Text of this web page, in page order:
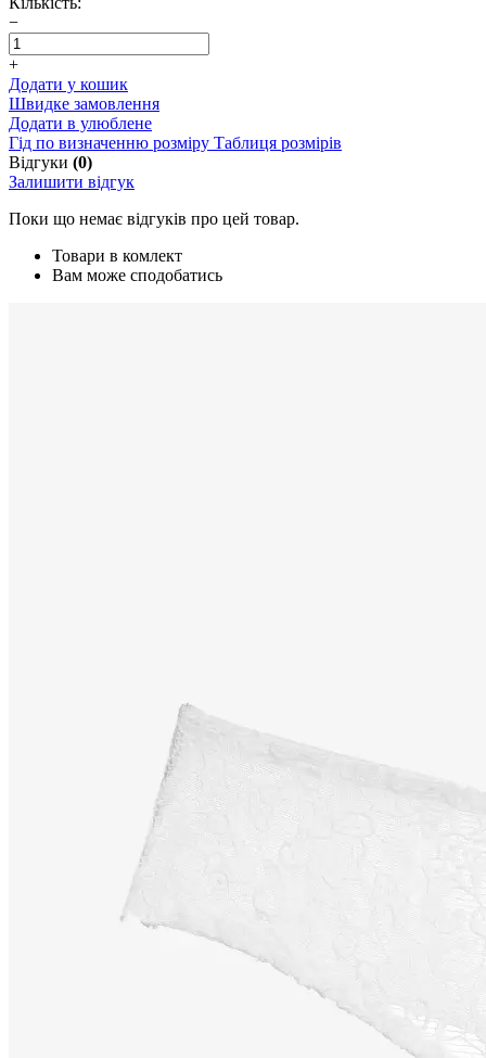
−
+
Додати у кошик
Швидке замовлення
Додати в улюблене
Гід по визначенню розміру Таблиця розмірів
Відгуки (0)
Залишити відгук
Поки що немає відгуків про цей товар.
Товари в комлект
Вам може сподобатись